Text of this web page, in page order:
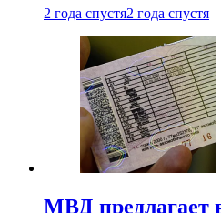
2 года спустя2 года спустя
МВД предлагает